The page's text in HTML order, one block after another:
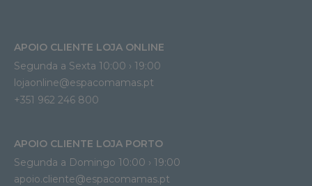
APOIO CLIENTE LOJA ONLINE
Segunda a Sexta 10:00 › 19:00
lojaonline@espacomamas.pt
+351 962 246 800
APOIO CLIENTE LOJA PORTO
Segunda a Domingo 10:00 › 19:00
apoio.cliente@espacomamas.pt